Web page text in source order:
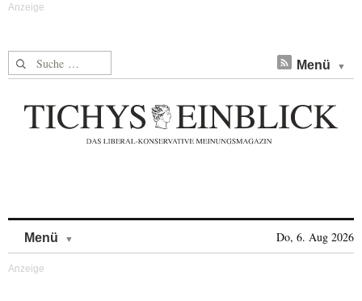
Suche nach: Menü
Menü Do, 6. Aug 2026